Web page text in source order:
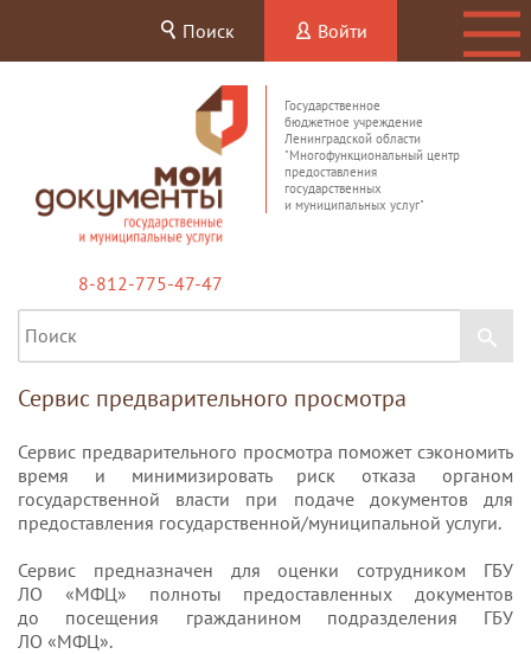
Поиск Войти
Государственное
бюджетное учреждение
Ленинградской области
"Многофункциональный центр
предоставления
государственных
и муниципальных услуг"
8-812-775-47-47
Сервис предварительного просмотра
Сервис предварительного просмотра поможет сэкономить
время и минимизировать риск отказа органом
государственной власти при подаче документов для
предоставления государственной/муниципальной услуги.
Сервис предназначен для оценки сотрудником ГБУ
ЛО «МФЦ» полноты предоставленных документов
до посещения гражданином подразделения ГБУ
ЛО «МФЦ».